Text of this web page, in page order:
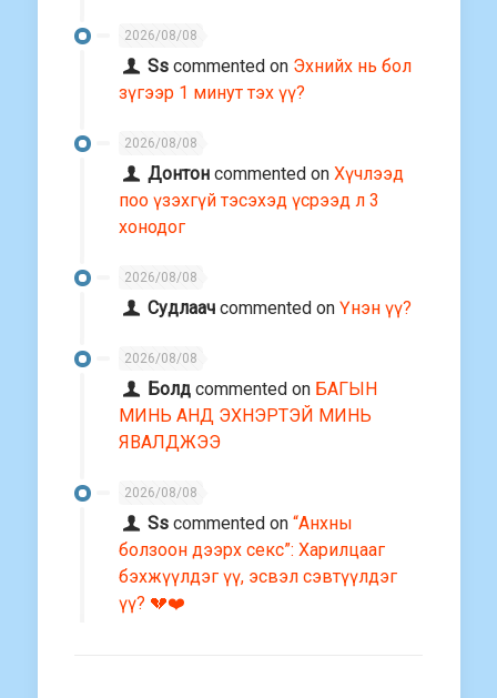
2026/08/08
Ss commented on Эхнийх нь бол
зүгээр 1 минут тэх үү?
2026/08/08
Донтон commented onХүчлээд
поо үзэхгүй тэсэхэд үсрээд л 3
хонодог
2026/08/08
Судлаач commented onҮнэн үү?
2026/08/08
Болд commented on БАГЫН
МИНЬ АНД ЭХНЭРТЭЙ МИНЬ
ЯВАЛДЖЭЭ
2026/08/08
Ss commented on“Анхны
болзоон дээрх секс”: Харилцааг
бэхжүүлдэг үү, эсвэл сэвтүүлдэг
үү? 💔❤️